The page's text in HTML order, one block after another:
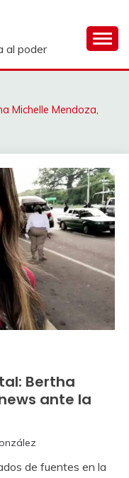
al poder
Michelle Mendoza,
Bertha
ante la
de fuentes en la